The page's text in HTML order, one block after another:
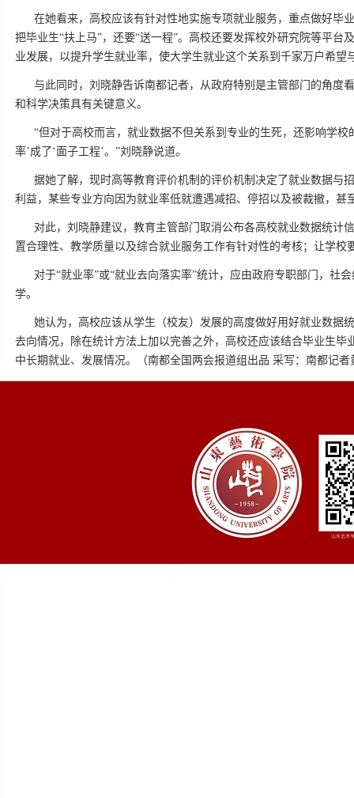
在她看来，高校应该有针对性地实施专项就业服务，重点做好毕
把毕业生“扶上马”，还要“送一程”。高校还要发挥校外研究院等平
业发展，以提升学生就业率，使大学生就业这个关系到千家万户希望
与此同时，刘晓静告诉南都记者，从政府特别是主管部门的角度
和科学决策具有关键意义。
“但对于高校而言，就业数据不但关系到专业的生死，还影响学
率’成了‘面子工程’。”刘晓静说道。
据她了解，现时高等教育评价机制的评价机制决定了就业数据与
利益，某些专业方向因为就业率低就遭遇减招、停招以及被裁撤，甚
对此，刘晓静建议，教育主管部门取消公布各高校就业数据统计
置合理性、教学质量以及综合就业服务工作有针对性的考核；让学
对于“就业率”或“就业去向落实率”统计，应由政府专职部门，社
学。
她认为，高校应该从学生（校友）发展的高度做好用好就业数据
去向情况，除在统计方法上加以完善之外，高校还应该结合毕业生
中长期就业、发展情况。（南都全国两会报道组出品 采写：南都记